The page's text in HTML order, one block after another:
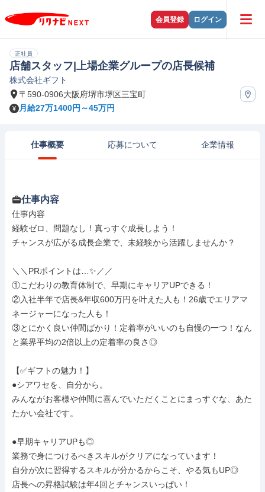
会員登録 ログイン
正社員
店舗スタッフ|上場企業グループの店長候補
株式会社ギフト
〒590-0906大阪府堺市堺区三宝町
月給27万1400円～45万円
仕事概要 応募について 企業情報
仕事内容
仕事内容
経験ゼロ、問題なし！真っすぐ成長しよう！
チャンスが広がる成長企業で、未経験から活躍しませんか？
＼＼PRポイントは…✨️／／
①こだわりの教育体制で、早期にキャリアUPできる！
②入社半年で店長&年収600万円を叶えた人も！26歳でエリアマ
ネージャーになった人も！
③とにかく良い仲間ばかり！定着率がいいのも自慢の一つ！なん
と業界平均の2倍以上の定着率の良さ◎
【✅️ギフトの魅力！】
●シアワセを、自分から。
みんながお客様や仲間に喜んでいただくことにまっすぐな、あた
たかい会社です。
●早期キャリアUPも◎
業務で身につけるべきスキルがクリアになっています！
自分が次に習得するスキルが分かるからこそ、やる気もUP◎
店長への昇格試験は年4回とチャンスいっぱい！